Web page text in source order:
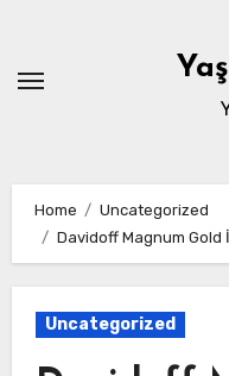
content
Home
Uncategorized
Davidoff Magnum Gold
Uncategorized